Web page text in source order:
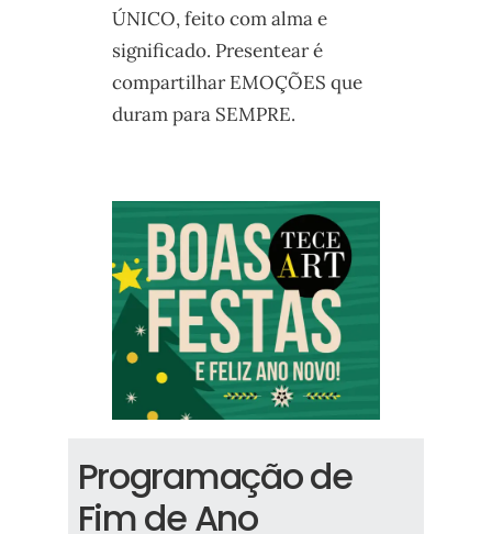
ÚNICO, feito com alma e
significado. Presentear é
compartilhar EMOÇÕES que
duram para SEMPRE.
Programação de
Fim de Ano